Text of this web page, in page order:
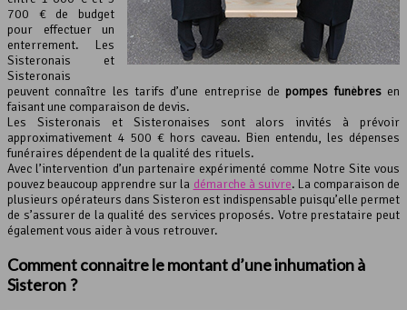
700 € de budget
pour effectuer un
enterrement. Les
Sisteronais et
Sisteronais
peuvent connaître les tarifs d’une entreprise de pompes funèbresen
faisant une comparaison de devis.
Les Sisteronais et Sisteronaises sont alors invités à prévoir
approximativement 4 500 € hors caveau. Bien entendu, les dépenses
funéraires dépendent de la qualité des rituels.
Avec l’intervention d’un partenaire expérimenté comme Notre Site vous
pouvez beaucoup apprendre sur la démarche à suivre. La comparaison de
plusieurs opérateurs dans Sisteron est indispensable puisqu’elle permet
de s’assurer de la qualité des services proposés. Votre prestataire peut
également vous aider à vous retrouver.
Comment connaitre le montant d’une inhumation à
Sisteron ?